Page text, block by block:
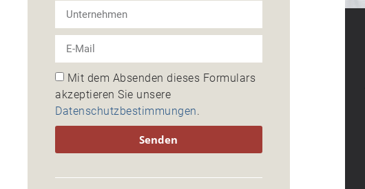
Mit dem Absenden dieses Formulars
akzeptieren Sie unsere
Datenschutzbestimmungen.
Senden